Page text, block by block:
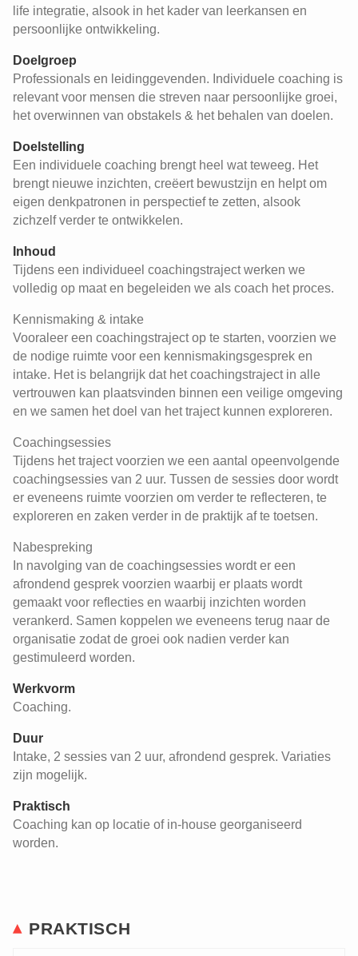
life integratie, alsook in het kader van leerkansen en
persoonlijke ontwikkeling.
Doelgroep
Professionals en leidinggevenden. Individuele coaching is
relevant voor mensen die streven naar persoonlijke groei,
het overwinnen van obstakels & het behalen van doelen.
Doelstelling
Een individuele coaching brengt heel wat teweeg. Het
brengt nieuwe inzichten, creëert bewustzijn en helpt om
eigen denkpatronen in perspectief te zetten, alsook
zichzelf verder te ontwikkelen.
Inhoud
Tijdens een individueel coachingstraject werken we
volledig op maat en begeleiden we als coach het proces.
Kennismaking & intake
Vooraleer een coachingstraject op te starten, voorzien we
de nodige ruimte voor een kennismakingsgesprek en
intake. Het is belangrijk dat het coachingstraject in alle
vertrouwen kan plaatsvinden binnen een veilige omgeving
en we samen het doel van het traject kunnen exploreren.
Coachingsessies
Tijdens het traject voorzien we een aantal opeenvolgende
coachingsessies van 2 uur. Tussen de sessies door wordt
er eveneens ruimte voorzien om verder te reflecteren, te
exploreren en zaken verder in de praktijk af te toetsen.
Nabespreking
In navolging van de coachingsessies wordt er een
afrondend gesprek voorzien waarbij er plaats wordt
gemaakt voor reflecties en waarbij inzichten worden
verankerd. Samen koppelen we eveneens terug naar de
organisatie zodat de groei ook nadien verder kan
gestimuleerd worden.
Werkvorm
Coaching.
Duur
Intake, 2 sessies van 2 uur, afrondend gesprek. Variaties
zijn mogelijk.
Praktisch
Coaching kan op locatie of in-house georganiseerd
worden.
PRAKTISCH